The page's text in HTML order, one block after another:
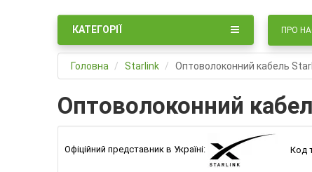
ПРО
КАТЕГОРІЇ
Головна Starlink Оптоволоконний кабель
Оптоволоконний
Офіційний представник в Україні: Код